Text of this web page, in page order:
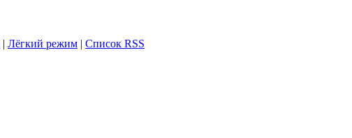
| Лёгкий режим | Список RSS